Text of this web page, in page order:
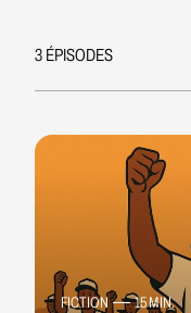
3 ÉPISODES
FICTION 15 MIN.